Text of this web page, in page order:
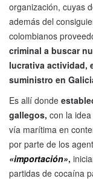
organización, cuyas
además del
colombianos
criminal a buscar
lucrativa actividad,
suministro en
Es allí donde
gallegos, con la
vía marítima en
por parte de los
«importación»,
partidas de cocaína